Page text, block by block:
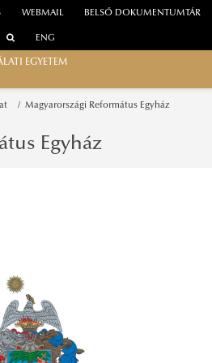
WEBMAIL BELSŐ DOKUMENTUMTÁR
ENG
EGYETEM
Magyarországi Református Egyház
Egyház